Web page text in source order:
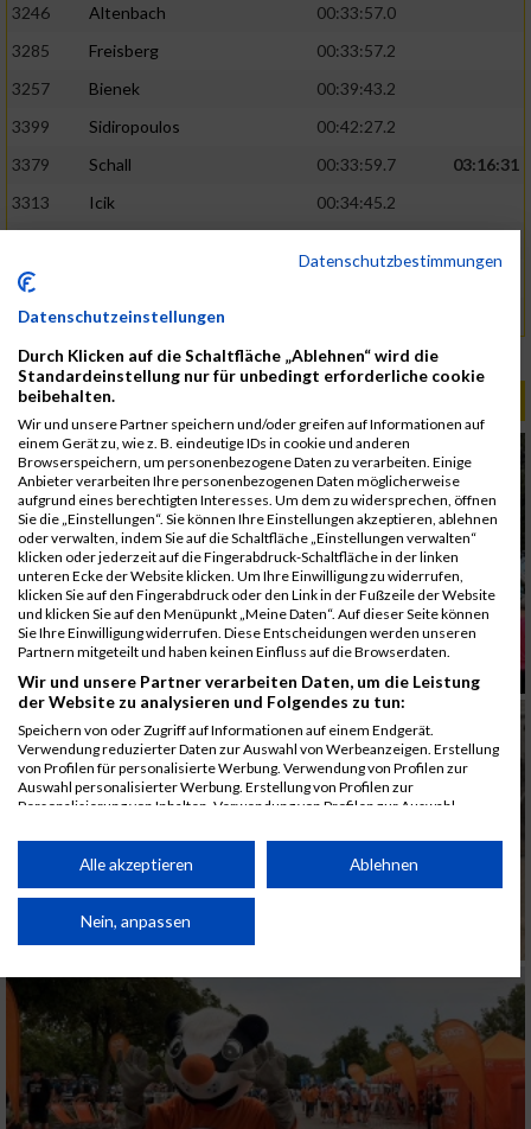
3246
Altenbach
00:33:57.0
3285
Freisberg
00:33:57.2
3257
Bienek
00:39:43.2
3399
Sidiropoulos
00:42:27.2
3379
Schall 00:33:59.7
03:16:31
3313
Icik
00:34:45.2
3248
3327
Kobal
Rang:1089.
ALBUM B2RUN MÜNCHEN / 15.07.2026
Datenschutzbestimmungen
Datenschutzeinstellungen
Durch Klicken auf die Schaltfläche „Ablehnen“ wird die
Standardeinstellung nur für unbedingt erforderliche cookie
beibehalten.
Wir und unsere Partner speichern und/oder greifen auf Informationen auf
einem Gerät zu, wie z. B. eindeutige IDs in cookie und anderen
Browserspeichern, um personenbezogene Daten zu verarbeiten. Einige
Anbieter verarbeiten Ihre personenbezogenen Daten möglicherweise
aufgrund eines berechtigten Interesses. Um dem zu widersprechen, öffnen
Sie die „Einstellungen“. Sie können Ihre Einstellungen akzeptieren, ablehnen
oder verwalten, indem Sie auf die Schaltfläche „Einstellungen verwalten“
klicken oder jederzeit auf die Fingerabdruck-Schaltfläche in der linken
unteren Ecke der Website klicken. Um Ihre Einwilligung zu widerrufen,
klicken Sie auf den Fingerabdruck oder den Link in der Fußzeile der Website
und klicken Sie auf den Menüpunkt „Meine Daten“. Auf dieser Seite können
Sie Ihre Einwilligung widerrufen. Diese Entscheidungen werden unseren
Partnern mitgeteilt und haben keinen Einfluss auf die Browserdaten.
Wir und unsere Partner verarbeiten Daten, um die Leistung
der Website zu analysieren und Folgendes zu tun:
Speichern von oder Zugriff auf Informationen auf einem Endgerät.
Verwendung reduzierter Daten zur Auswahl von Werbeanzeigen. Erstellung
von Profilen für personalisierte Werbung. Verwendung von Profilen zur
Auswahl personalisierter Werbung. Erstellung von Profilen zur
Personalisierung von Inhalten. Verwendung von Profilen zur Auswahl
Performance von Inhalten. Analyse von Zielgruppen durch Statistiken oder
Kombinationen von Daten aus verschiedenen Quellen. Entwicklung und
von Inhalten.
Daten können außerhalb der Europäischen Union weitergegeben und in die
Partnerliste anzeigen (1 IAB-Anbieter)
Wir nutzen Ihre Daten für folgende Zwecke:
IAB-Verarbeitungszwecke:
Alle akzeptieren Ablehnen
Nein, anpassen